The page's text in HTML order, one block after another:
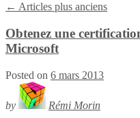
← Articles plus anciens
Obtenez une
Microsoft
Posted on 6 mars 2013
by
Rémi Morin